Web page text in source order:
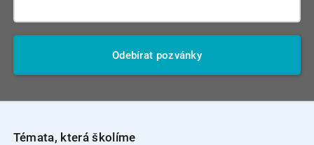
Odebírat pozvánky
Témata, která školíme